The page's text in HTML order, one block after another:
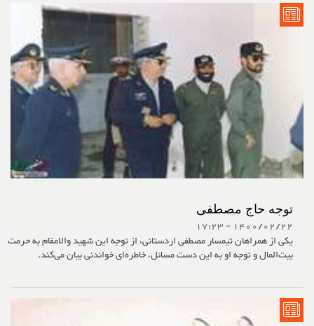
توجه حاج مصطفی
1400/02/22 - 17:23
یکی از همراهان تیمسار مصطفی اردستانی، از توجه این شهید والامقام به حرمت
بیت‌المال و توجه او به این دست مسائل، خاطره‌ای خواندنی بیان می‌کند.